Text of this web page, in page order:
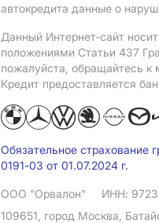
автокредита данные о
Данный Интернет-сайт
положениями Статьи 437
пожалуйста, обращайтесь к
Кредит предоставляется
Обязательное страхование
0191-03 от 01.07.2024 г.
ООО "Орвалон" ИНН:
109651, город Москва,